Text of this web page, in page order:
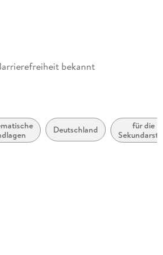
bekannt
Deutschland
für die
I